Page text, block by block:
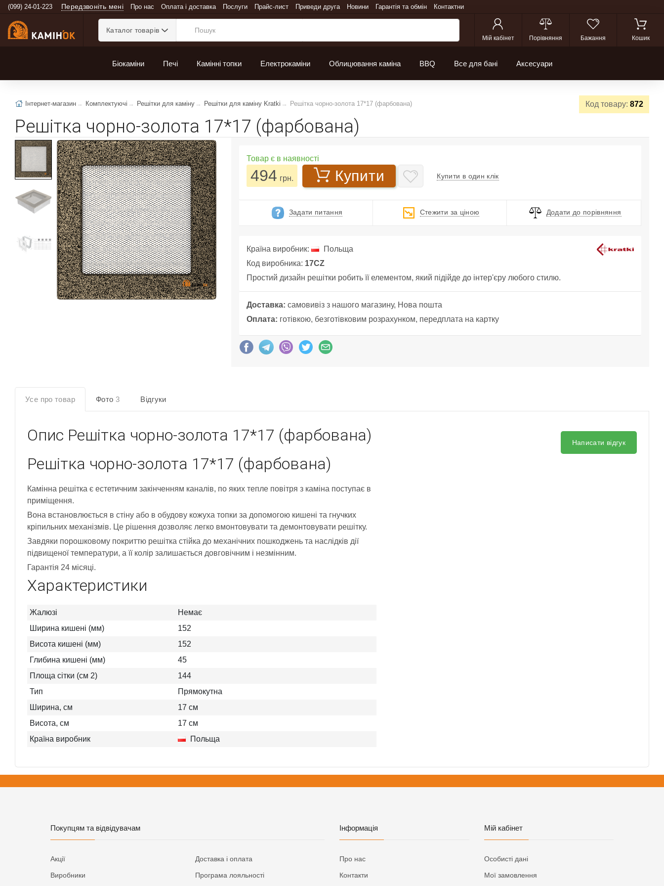
(099) 24-01-223 Передзвоніть мені Про нас Оплата і доставка Послуги Прайс-лист Приведи друга Новини Гарантія та обмін Контактни
Каталог товарів
Мій кабінет Порівняння Бажання Кошик
Біокаміни Печі Камінні топки Електрокаміни Облицювання каміна BBQ Все для бані Аксесуари
Код товару: 872
Інтернет-магазин Комплектуючі Решітки для каміну Решітки для каміну Kratki Решітка чорно-золота 17*17 (фарбована)
Решітка чорно-золота 17*17 (фарбована)
Товар є в наявності
494 грн. Купити Купити в один клік
Задати питання Стежити за ціною Додати до порівняння
Країна виробник:
Польща
Код виробника: 17CZ
Простий дизайн решітки робить її елементом, який підійде до інтер'єру любого стилю.
Доставка: самовивіз з нашого магазину, Нова пошта
Оплата: готівкою, безготівковим розрахунком, передплата на картку
Усе про товар Фото 3 Відгуки
Опис Решітка чорно-золота 17*17 (фарбована)
Решітка чорно-золота 17*17 (фарбована)
Камінна решітка є естетичним закінченням каналів, по яких тепле повітря з каміна поступає в
приміщення.
Вона встановлюється в стіну або в обудову кожуха топки за допомогою кишені та гнучких
кріпильних механізмів. Це рішення дозволяє легко вмонтовувати та демонтовувати решітку.
Завдяки порошковому покриттю решітка стійка до механічних пошкоджень та наслідків дії
підвищеної температури, а її колір залишається довговічним і незмінним.
Гарантія 24 місяці.
Характеристики
Жалюзі
Немає
Ширина кишені (мм)
152
Висота кишені (мм)
152
Глибина кишені (мм)
45
Площа сітки (см 2)
144
Тип
Прямокутна
Ширина, см
17 см
Висота, см
17 см
Країна виробник
Польща
Написати відгук
Покупцям та відвідувачам
Акції
Виробники
Доставка і оплата
Програма лояльності
Інформація
Про нас
Контакти
Мій кабінет
Особисті дані
Мої замовлення